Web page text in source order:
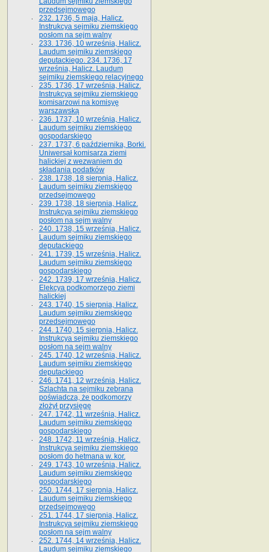
przedsejmowego
232. 1736, 5 maja, Halicz.
Instrukcya sejmiku ziemskiego
posłom na sejm walny
233. 1736, 10 września, Halicz.
Laudum sejmiku ziemskiego
deputackiego. 234. 1736, 17
września, Halicz. Laudum
sejmiku ziemskiego relacyjnego
235. 1736, 17 września, Halicz.
Instrukcya sejmiku ziemskiego
komisarzowi na komisyę
warszawską
236. 1737, 10 września, Halicz.
Laudum sejmiku ziemskiego
gospodarskiego
237. 1737, 6 października, Borki.
Uniwersał komisarza ziemi
halickiej z wezwaniem do
składania podatków
238. 1738, 18 sierpnia, Halicz.
Laudum sejmiku ziemskiego
przedsejmowego
239. 1738, 18 sierpnia, Halicz.
Instrukcya sejmiku ziemskiego
posłom na sejm walny
240. 1738, 15 września, Halicz.
Laudum sejmiku ziemskiego
deputackiego
241. 1739, 15 września, Halicz.
Laudum sejmiku ziemskiego
gospodarskiego
242. 1739, 17 września, Halicz.
Elekcya podkomorzego ziemi
halickiej
243. 1740, 15 sierpnia, Halicz.
Laudum sejmiku ziemskiego
przedsejmowego
244. 1740, 15 sierpnia, Halicz.
Instrukcya sejmiku ziemskiego
posłom na sejm walny
245. 1740, 12 września, Halicz.
Laudum sejmiku ziemskiego
deputackiego
246. 1741, 12 września, Halicz.
Szlachta na sejmiku zebrana
poświadcza, że podkomorzy
złożył przysięgę
247. 1742, 11 września, Halicz.
Laudum sejmiku ziemskiego
gospodarskiego
248. 1742, 11 września, Halicz.
Instrukcya sejmiku ziemskiego
posłom do hetmana w. kor.
249. 1743, 10 września, Halicz.
Laudum sejmiku ziemskiego
gospodarskiego
250. 1744, 17 sierpnia, Halicz.
Laudum sejmiku ziemskiego
przedsejmowego
251. 1744, 17 sierpnia, Halicz.
Instrukcya sejmiku ziemskiego
posłom na sejm walny
252. 1744, 14 września, Halicz.
Laudum sejmiku ziemskiego